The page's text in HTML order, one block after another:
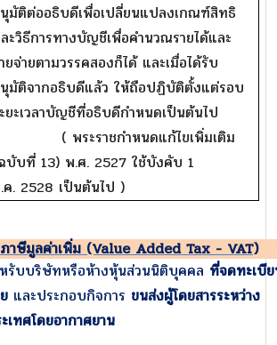
มัติต่ออธิบดีเพื่อเปลี่ยนแปลงเกณฑ์สิทธิ
ะวิธีการทางบัญชีเพื่อคำนวณรายได้และ
ยจ่ายตามวรรคสองก็ได้ และเมื่อได้รับ
มัติจากอธิบดีแล้ว ให้ถือปฏิบัติตั้งแต่รอบ
ยะเวลาบัญชีที่อธิบดีกำหนดเป็นต้นไป
( พระราชกำหนดแก้ไขเพิ่มเติม
บับที่ 13) พ.ศ. 2527 ใช้บังคับ 1
ค. 2528 เป็นต้นไป )
าษีมูลค่าเพิ่ม (Value Added Tax - VAT)
รับบริษัทหรือห้างหุ้นส่วนนิติบุคคล ที่จดทะเบี
และประกอบกิจการ ขนส่งผู้โดยสารระหว่าง
เทศโดยอากาศยาน